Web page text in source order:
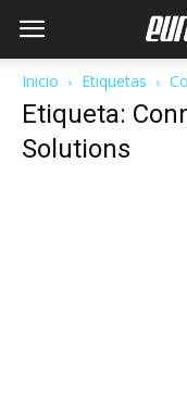
Inicio Etiquetas
Etiqueta:
Solutions